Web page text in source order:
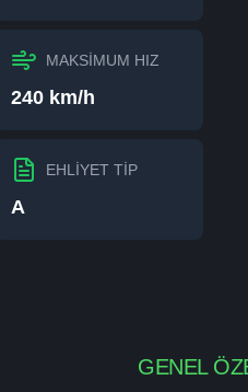
MAKSİMUM HIZ
240 km/h
EHLİYET TİP
A
GENEL